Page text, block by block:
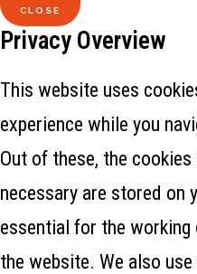
CLOSE
Privacy Overview
This website uses
experience while you
Out of these, the
necessary are stored on
essential for the
the website. We also